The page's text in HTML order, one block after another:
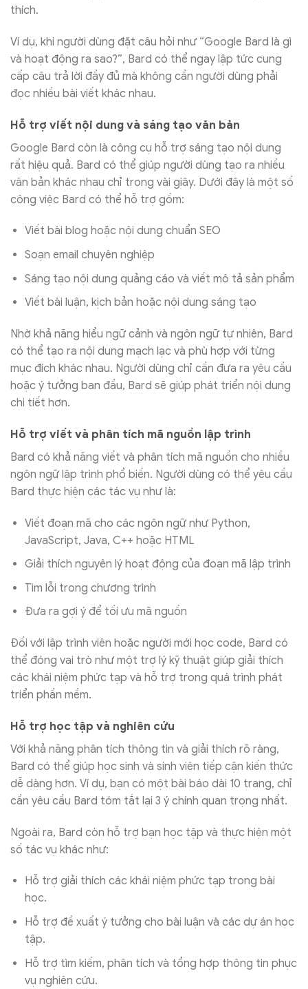
thích.
Ví dụ, khi người dùng đặt câu hỏi như “Google Bard là gì
và hoạt động ra sao?”, Bard có thể ngay lập tức cung
cấp câu trả lời đầy đủ mà không cần người dùng phải
đọc nhiều bài viết khác nhau.
Hỗ trợ viết nội dung và sáng tạo văn bản
Google Bard còn là công cụ hỗ trợ sáng tạo nội dung
rất hiệu quả. Bard có thể giúp người dùng tạo ra nhiều
văn bản khác nhau chỉ trong vài giây. Dưới đây là một số
công việc Bard có thể hỗ trợ gồm:
Viết bài blog hoặc nội dung chuẩn SEO
Soạn email chuyên nghiệp
Sáng tạo nội dung quảng cáo và viết mô tả sản phẩm
Viết bài luận, kịch bản hoặc nội dung sáng tạo
Nhờ khả năng hiểu ngữ cảnh và ngôn ngữ tự nhiên, Bard
có thể tạo ra nội dung mạch lạc và phù hợp với từng
mục đích khác nhau. Người dùng chỉ cần đưa ra yêu cầu
hoặc ý tưởng ban đầu, Bard sẽ giúp phát triển nội dung
chi tiết hơn.
Hỗ trợ viết và phân tích mã nguồn lập trình
Bard có khả năng viết và phân tích mã nguồn cho nhiều
ngôn ngữ lập trình phổ biến. Người dùng có thể yêu cầu
Bard thực hiện các tác vụ như là:
Viết đoạn mã cho các ngôn ngữ như Python,
JavaScript, Java, C++ hoặc HTML
Giải thích nguyên lý hoạt động của đoạn mã lập trình
Tìm lỗi trong chương trình
Đưa ra gợi ý để tối ưu mã nguồn
Đối với lập trình viên hoặc người mới học code, Bard có
thể đóng vai trò như một trợ lý kỹ thuật giúp giải thích
các khái niệm phức tạp và hỗ trợ trong quá trình phát
triển phần mềm.
Hỗ trợ học tập và nghiên cứu
Với khả năng phân tích thông tin và giải thích rõ ràng,
Bard có thể giúp học sinh và sinh viên tiếp cận kiến thức
dễ dàng hơn. Ví dụ, bạn có một bài báo dài 10 trang, chỉ
cần yêu cầu Bard tóm tắt lại 3 ý chính quan trọng nhất.
Ngoài ra, Bard còn hỗ trợ bạn học tập và thực hiện một
số tác vụ khác như:
Hỗ trợ giải thích các khái niệm phức tạp trong bài
học.
Hỗ trợ đề xuất ý tưởng cho bài luận và các dự án học
tập.
Hỗ trợ tìm kiếm, phân tích và tổng hợp thông tin phục
vụ nghiên cứu.